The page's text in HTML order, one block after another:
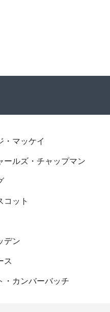
・マッケイ
ールズ・チャップマン
コット
デン
ス
・カンバーバッチ